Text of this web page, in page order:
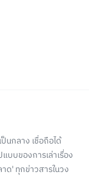
นกลาง เชื่อถือได้
บบของการเล่าเรื่อง
ด' ทุกข่าวสารในวง